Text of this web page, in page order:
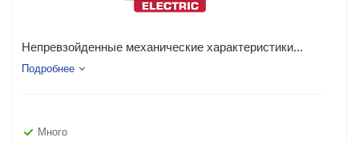
Непревзойденные механические характеристики...
Подробнее
Много